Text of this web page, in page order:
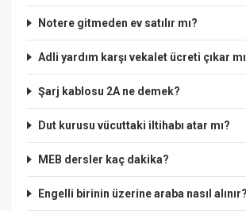
Notere gitmeden ev satılır mı?
Adli yardım karşı vekalet ücreti çıkar
Şarj kablosu 2A ne demek?
Dut kurusu vücuttaki iltihabı atar mı?
MEB dersler kaç dakika?
Engelli birinin üzerine araba nasıl alınır?